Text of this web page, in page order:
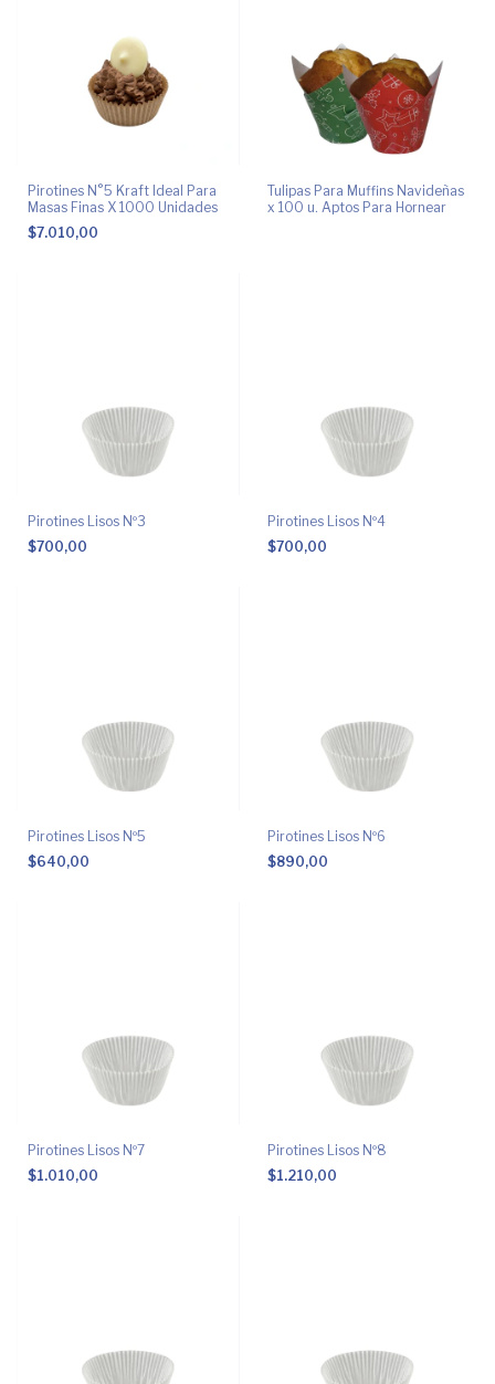
Pirotines N°5 Kraft Ideal Para
Masas Finas X 1000 Unidades
$7.010,00
Tulipas Para Muffins Navideñas
x 100 u. Aptos Para Hornear
Pirotines Lisos Nº3
$700,00
Pirotines Lisos Nº4
$700,00
Pirotines Lisos Nº5
$640,00
Pirotines Lisos Nº6
$890,00
Pirotines Lisos Nº7
$1.010,00
Pirotines Lisos Nº8
$1.210,00